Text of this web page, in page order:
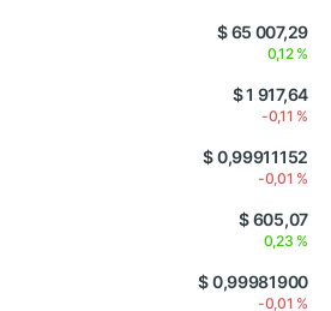
$ 65 007,29
0,12 %
$ 1 917,64
-0,11 %
$ 0,99911152
-0,01 %
$ 605,07
0,23 %
$ 0,99981900
-0,01 %